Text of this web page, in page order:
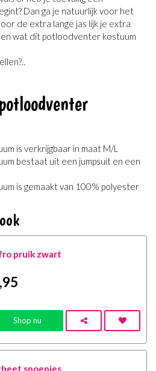
Dan ga je natuurlijk voor het
de extra lange jas lijk je extra
wat dit potloodventer kostuum
is verkrijgbaar in maat M/L
bestaat uit een jumpsuit en een
is gemaakt van 100% polyester
pruik zwart
,95
Shop nu
snoepjes